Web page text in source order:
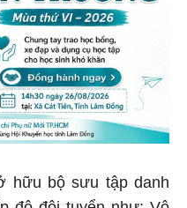
hữu bộ sưu tập danh
độ đội tuyển như: Vô